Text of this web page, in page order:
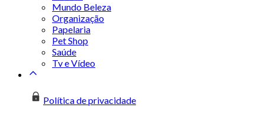
Mundo Beleza
Organização
Papelaria
Pet Shop
Saúde
Tv e Vídeo
Política de privacidade